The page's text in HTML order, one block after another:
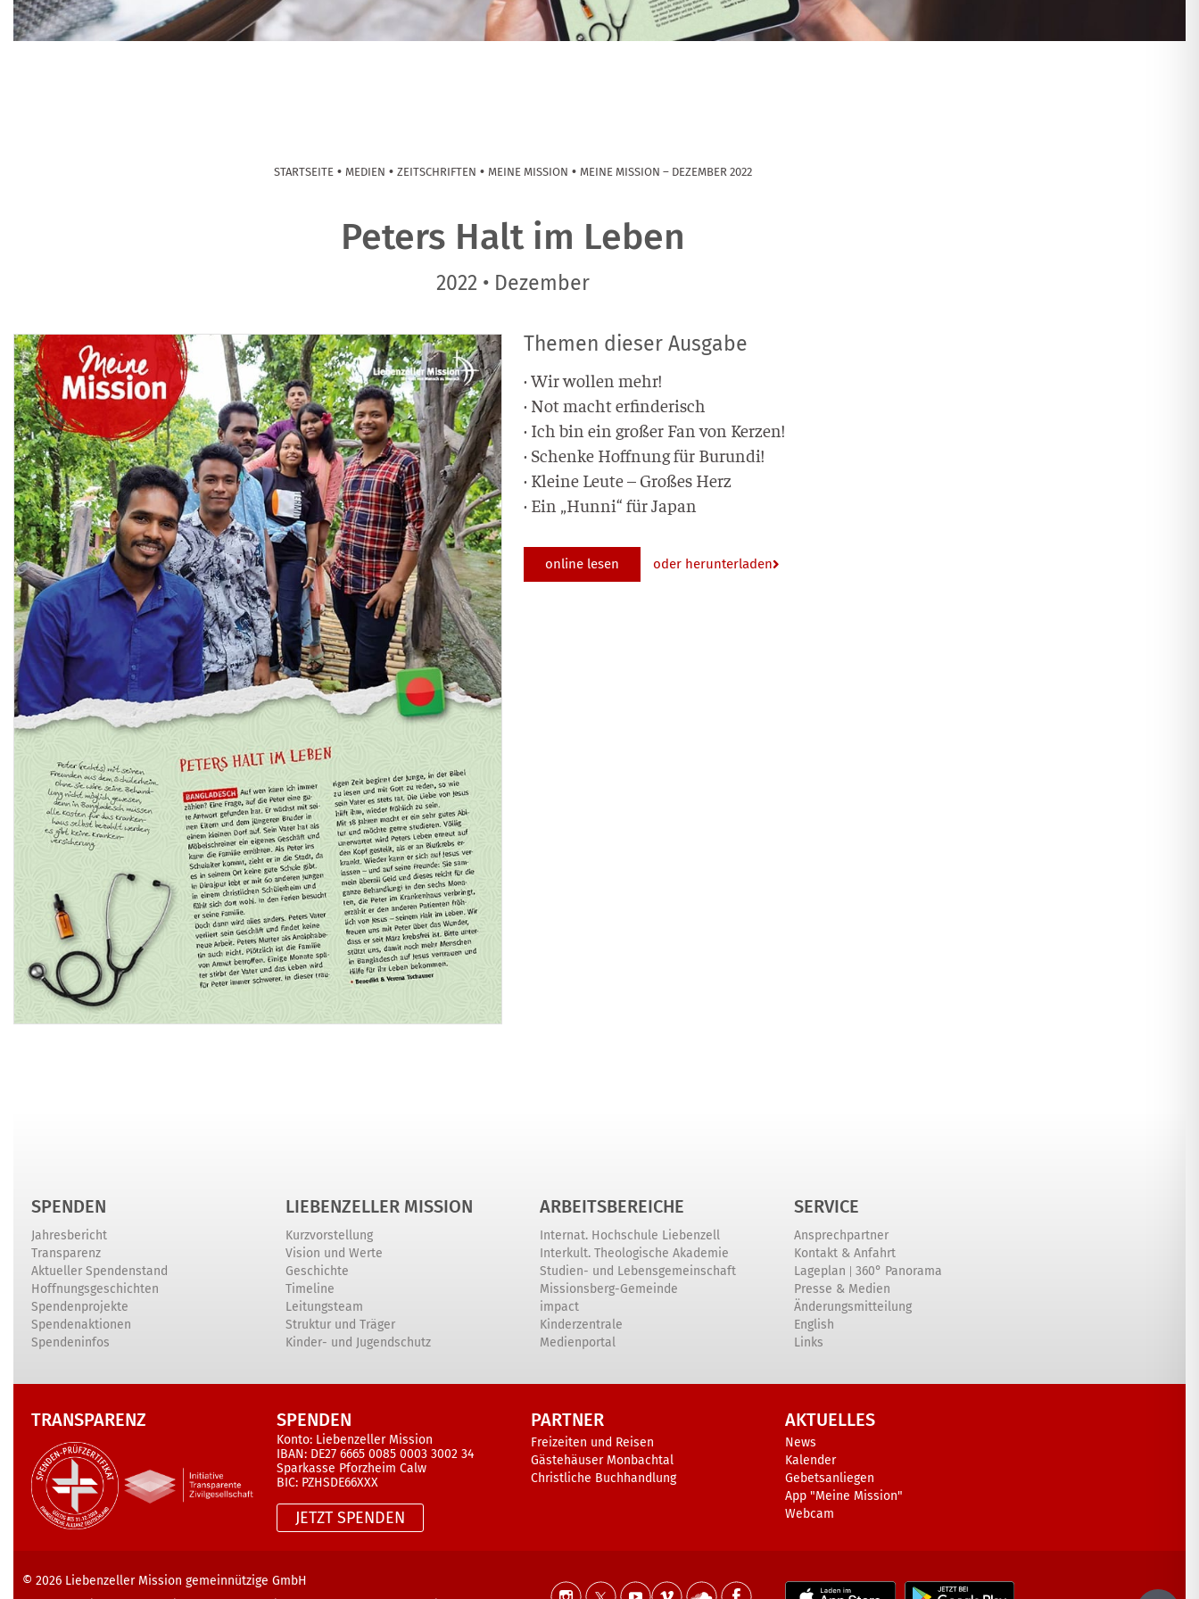
STARTSEITE • MEDIEN • ZEITSCHRIFTEN • MEINE MISSION • MEINE MISSION – DEZEMBER 2022
Peters Halt im Leben
2022 • Dezember
Themen dieser Ausgabe
· Wir wol­len mehr!
· Not macht erfinderisch
· Ich bin ein gro­ßer Fan von Kerzen!
· Schen­ke Hoff­nung für Burundi!
· Klei­ne Leu­te – Gro­ßes Herz
· Ein „Hun­ni“ für Japan
online lesen oder herunterladen
SPENDEN
Jahresbericht
Transparenz
Aktueller Spendenstand
Hoffnungsgeschichten
Spendenprojekte
Spendenaktionen
Spendeninfos
LIEBENZELLER MISSION
Kurzvorstellung
Vision und Werte
Geschichte
Timeline
Leitungsteam
Struktur und Träger
Kinder- und Jugendschutz
ARBEITSBEREICHE
Internat. Hochschule Liebenzell
Interkult. Theologische Akademie
Studien- und Lebensgemeinschaft
Missionsberg-Gemeinde
impact
Kinderzentrale
Medienportal
SERVICE
Ansprechpartner
Kontakt & Anfahrt
Lageplan | 360° Panorama
Presse & Medien
Änderungsmitteilung
English
Links
TRANSPARENZ SPENDEN
Konto: Liebenzeller Mission
IBAN: DE27 6665 0085 0003 3002 34
Sparkasse Pforzheim Calw
BIC: PZHSDE66XXX
JETZT SPENDEN
PARTNER
Freizeiten und Reisen
Gästehäuser Monbachtal
Christliche Buchhandlung
AKTUELLES
News
Kalender
Gebetsanliegen
App "Meine Mission"
Webcam
© 2026 Liebenzeller Mission gemeinnützige GmbH